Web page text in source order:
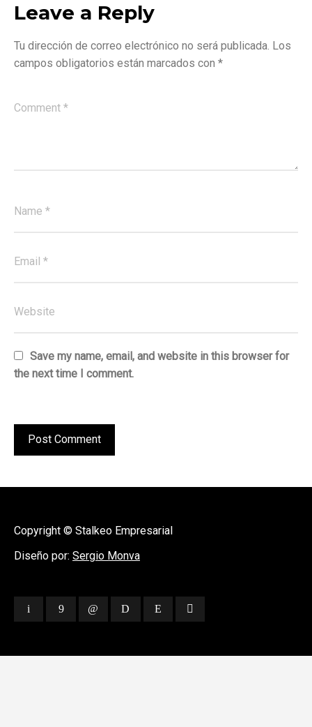
Leave a Reply
Tu dirección de correo electrónico no será publicada. Los
campos obligatorios están marcados con *
Save my name, email, and website in this browser for
the next time I comment.
Copyright © Stalkeo Empresarial
Diseño por: Sergio Monva